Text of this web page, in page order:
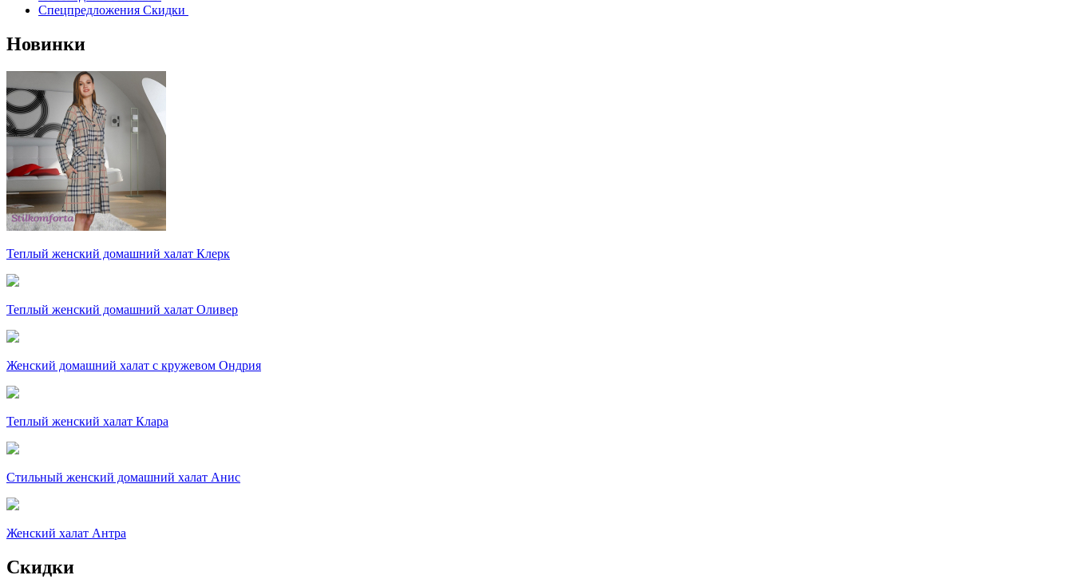
Спецпредложения Скидки
Новинки
Теплый женский домашний халат Клерк
Теплый женский домашний халат Оливер
Женский домашний халат с кружевом Ондрия
Теплый женский халат Клара
Стильный женский домашний халат Анис
Женский халат Антра
Скидки